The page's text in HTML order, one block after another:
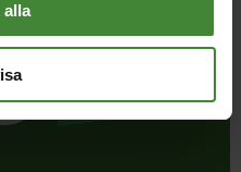
alla